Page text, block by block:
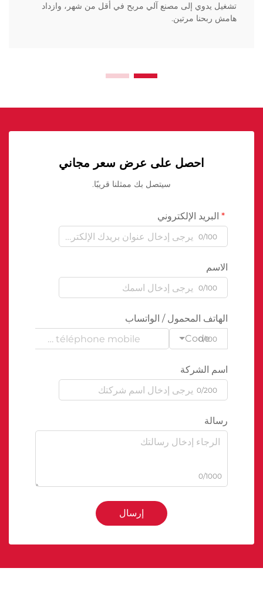
تشغيل يدوي إلى مصنع آلي مربح في أقل من شهر، وازداد
هامش ربحنا مرتين.
احصل على عرض سعر مجاني
سيتصل بك ممثلنا قريبًا.
البريد الإلكتروني
0/100
الاسم
0/100
الهاتف المحمول / الواتساب
Code
0/100
اسم الشركة
0/200
رسالة
0/1000
إرسال